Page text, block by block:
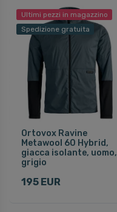
Ultimi pezzi in magazzino
Spedizione gratuita
Ortovox Ravine
Metawool 60 Hybrid,
giacca isolante, uomo,
grigio
195 EUR